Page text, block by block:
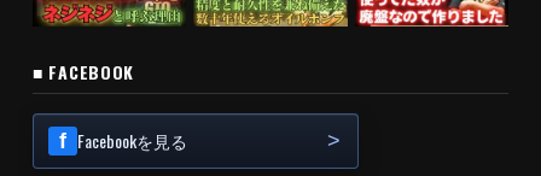
■ FACEBOOK
Facebookを見る